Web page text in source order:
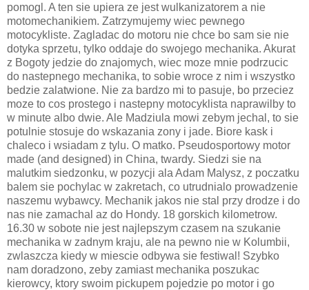
pomogl. A ten sie upiera ze jest wulkanizatorem a nie
motomechanikiem. Zatrzymujemy wiec pewnego
motocykliste. Zagladac do motoru nie chce bo sam sie nie
dotyka sprzetu, tylko oddaje do swojego mechanika. Akurat
z Bogoty jedzie do znajomych, wiec moze mnie podrzucic
do nastepnego mechanika, to sobie wroce z nim i wszystko
bedzie zalatwione. Nie za bardzo mi to pasuje, bo przeciez
moze to cos prostego i nastepny motocyklista naprawilby to
w minute albo dwie. Ale Madziula mowi zebym jechal, to sie
potulnie stosuje do wskazania zony i jade. Biore kask i
chaleco i wsiadam z tylu. O matko. Pseudosportowy motor
made (and designed) in China, twardy. Siedzi sie na
malutkim siedzonku, w pozycji ala Adam Malysz, z poczatku
balem sie pochylac w zakretach, co utrudnialo prowadzenie
naszemu wybawcy. Mechanik jakos nie stal przy drodze i do
nas nie zamachal az do Hondy. 18 gorskich kilometrow.
16.30 w sobote nie jest najlepszym czasem na szukanie
mechanika w zadnym kraju, ale na pewno nie w Kolumbii,
zwlaszcza kiedy w miescie odbywa sie festiwal! Szybko
nam doradzono, zeby zamiast mechanika poszukac
kierowcy, ktory swoim pickupem pojedzie po motor i go